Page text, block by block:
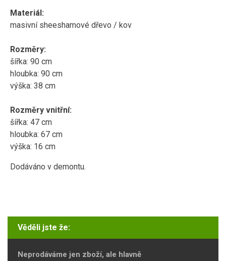
Materiál:
masivní sheeshamové dřevo / kov
Rozměry:
šířka: 90 cm
hloubka: 90 cm
výška: 38 cm
Rozměry vnitřní:
šířka: 47 cm
hloubka: 67 cm
výška: 16 cm
Dodáváno v demontu.
Věděli jste že:
Neprodáváme jen zboží, ale hlavně